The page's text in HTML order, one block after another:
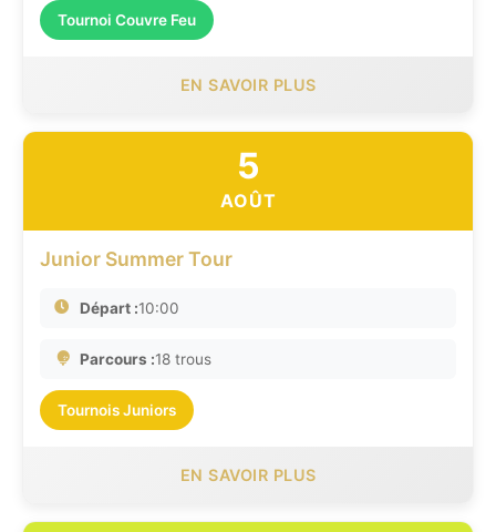
Tournoi Couvre Feu
EN SAVOIR PLUS
5
AOÛT
Junior Summer Tour
Départ :10:00
Parcours :18 trous
Tournois Juniors
EN SAVOIR PLUS